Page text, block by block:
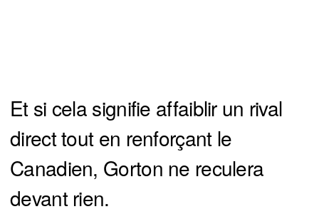
Et si cela signifie affaiblir un rival
direct tout en renforçant le
Canadien, Gorton ne reculera
devant rien.